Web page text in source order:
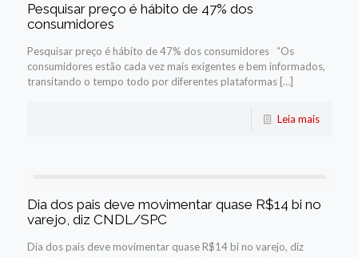
Pesquisar preço é hábito de 47% dos
consumidores
Pesquisar preço é hábito de 47% dos consumidores “Os
consumidores estão cada vez mais exigentes e bem informados,
transitando o tempo todo por diferentes plataformas […]
Leia mais
Dia dos pais deve movimentar quase R$14 bi no
varejo, diz CNDL/SPC
Dia dos pais deve movimentar quase R$14 bi no varejo, diz